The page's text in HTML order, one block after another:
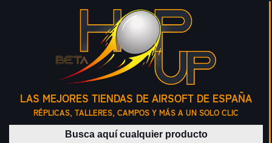
LAS MEJORES TIENDAS DE AIRSOFT DE ESPAÑA
RÉPLICAS, TALLERES, CAMPOS Y MÁS A UN SOLO CLIC
Buscar productos